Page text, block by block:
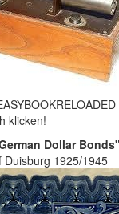
klicken!
Dollar Bonds"
Duisburg 1925/1945